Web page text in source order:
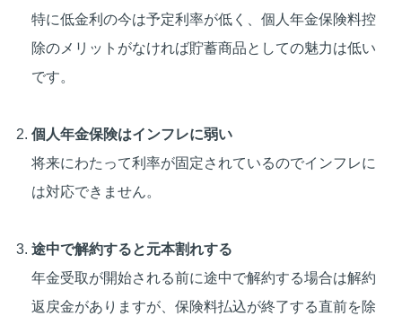
特に低金利の今は予定利率が低く、個人年金保険料控
除のメリットがなければ貯蓄商品としての魅力は低い
です。
個人年金保険はインフレに弱い
将来にわたって利率が固定されているのでインフレに
は対応できません。
途中で解約すると元本割れする
年金受取が開始される前に途中で解約する場合は解約
返戻金がありますが、保険料払込が終了する直前を除